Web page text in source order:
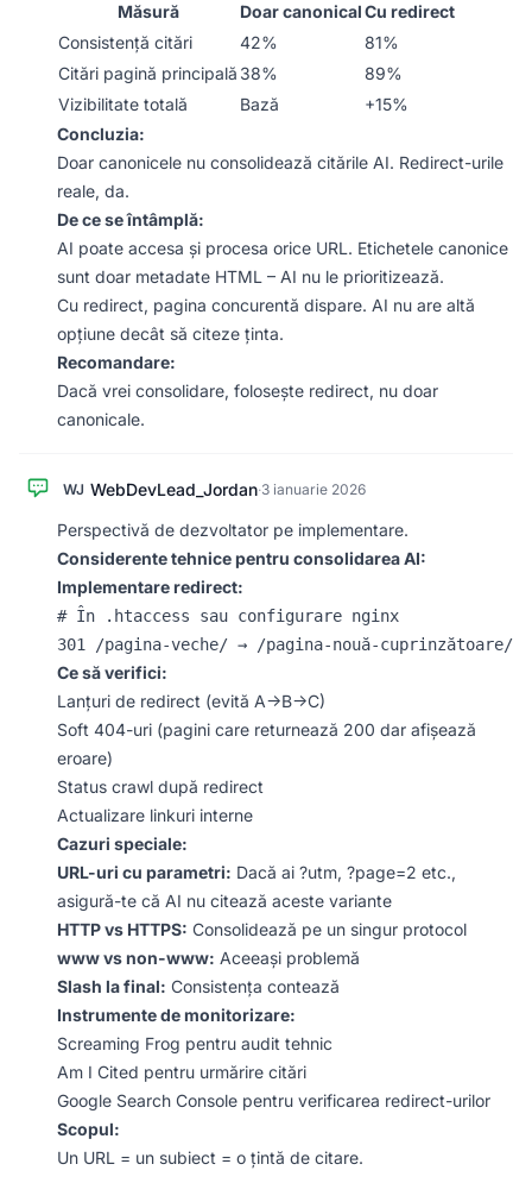
Măsură
Doar canonicalCu redirect
Consistență citări
42%
81%
Citări pagină principală 38%
89%
Vizibilitate totală
Bază
+15%
Concluzia:
Doar canonicele nu consolidează citările AI. Redirect-urile
reale, da.
De ce se întâmplă:
AI poate accesa și procesa orice URL. Etichetele canonice
sunt doar metadate HTML – AI nu le prioritizează.
Cu redirect, pagina concurentă dispare. AI nu are altă
opțiune decât să citeze ținta.
Recomandare:
Dacă vrei consolidare, folosește redirect, nu doar
canonicale.
WJ WebDevLead_Jordan·3 ianuarie 2026
Perspectivă de dezvoltator pe implementare.
Considerente tehnice pentru consolidarea AI:
Implementare redirect:
# În .htaccess sau configurare nginx
Ce să verifici:
Lanțuri de redirect (evită A→B→C)
Soft 404-uri (pagini care returnează 200 dar afișează
eroare)
Status crawl după redirect
Actualizare linkuri interne
Cazuri speciale:
URL-uri cu parametri: Dacă ai ?utm, ?page=2 etc.,
asigură-te că AI nu citează aceste variante
HTTP vs HTTPS: Consolidează pe un singur protocol
www vs non-www: Aceeași problemă
Slash la final: Consistența contează
Instrumente de monitorizare:
Screaming Frog pentru audit tehnic
Am I Cited pentru urmărire citări
Google Search Console pentru verificarea redirect-urilor
Scopul:
Un URL = un subiect = o țintă de citare.